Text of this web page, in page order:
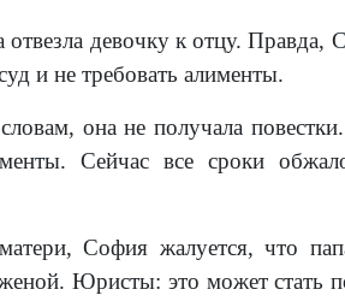
девочку к отцу. Правда,
и не требовать алименты.
она не получала
Сейчас все сроки
София жалуется, что
Юристы: это может стать